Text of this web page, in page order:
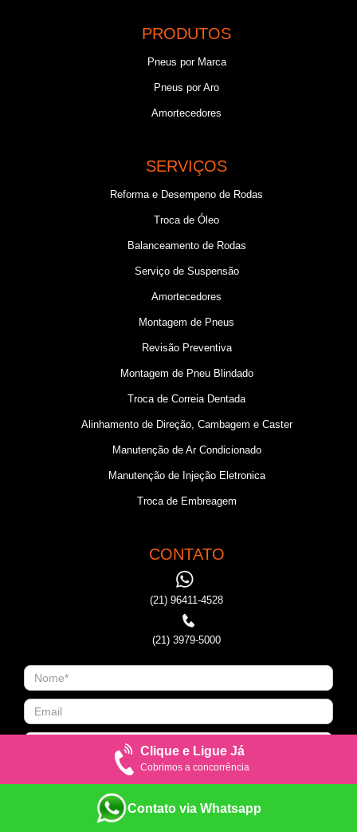
PRODUTOS
Pneus por Marca
Pneus por Aro
Amortecedores
SERVIÇOS
Reforma e Desempeno de Rodas
Troca de Óleo
Balanceamento de Rodas
Serviço de Suspensão
Amortecedores
Montagem de Pneus
Revisão Preventiva
Montagem de Pneu Blindado
Troca de Correia Dentada
Alinhamento de Direção, Cambagem e Caster
Manutenção de Ar Condicionado
Manutenção de Injeção Eletronica
Troca de Embreagem
CONTATO
(21) 96411-4528
(21) 3979-5000
Clique e Ligue Já
Cobrimos a concorrência
Contato via Whatsapp